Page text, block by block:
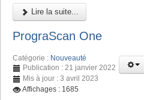
Lire la suite...
PrograScan One
Catégorie : Nouveauté
Publication : 21 janvier 2022
Mis à jour : 3 avril 2023
Affichages : 1685